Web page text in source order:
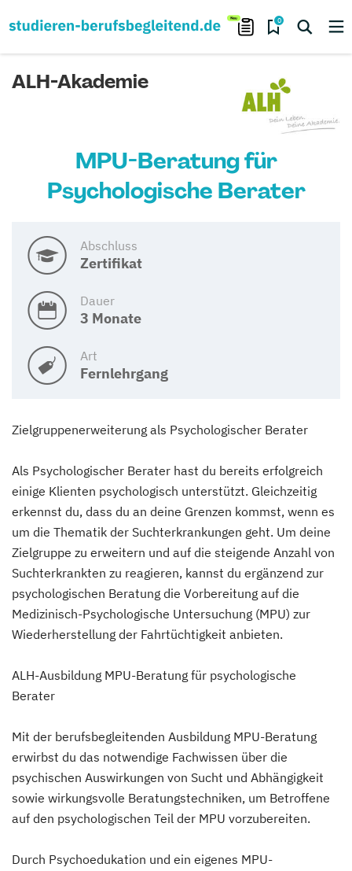
0
ALH-Akademie
MPU-Beratung für
Psychologische Berater
Abschluss
Zertifikat
Dauer
3 Monate
Art
Fernlehrgang
Zielgruppenerweiterung als Psychologischer Berater
Als Psychologischer Berater hast du bereits erfolgreich
einige Klienten psychologisch unterstützt. Gleichzeitig
erkennst du, dass du an deine Grenzen kommst, wenn es
um die Thematik der Suchterkrankungen geht. Um deine
Zielgruppe zu erweitern und auf die steigende Anzahl von
Suchterkrankten zu reagieren, kannst du ergänzend zur
psychologischen Beratung die Vorbereitung auf die
Medizinisch-Psychologische Untersuchung (MPU) zur
Wiederherstellung der Fahrtüchtigkeit anbieten.
ALH-Ausbildung MPU-Beratung für psychologische
Berater
Mit der berufsbegleitenden Ausbildung MPU-Beratung
erwirbst du das notwendige Fachwissen über die
psychischen Auswirkungen von Sucht und Abhängigkeit
sowie wirkungsvolle Beratungstechniken, um Betroffene
auf den psychologischen Teil der MPU vorzubereiten.
Durch Psychoedukation und ein eigenes MPU-